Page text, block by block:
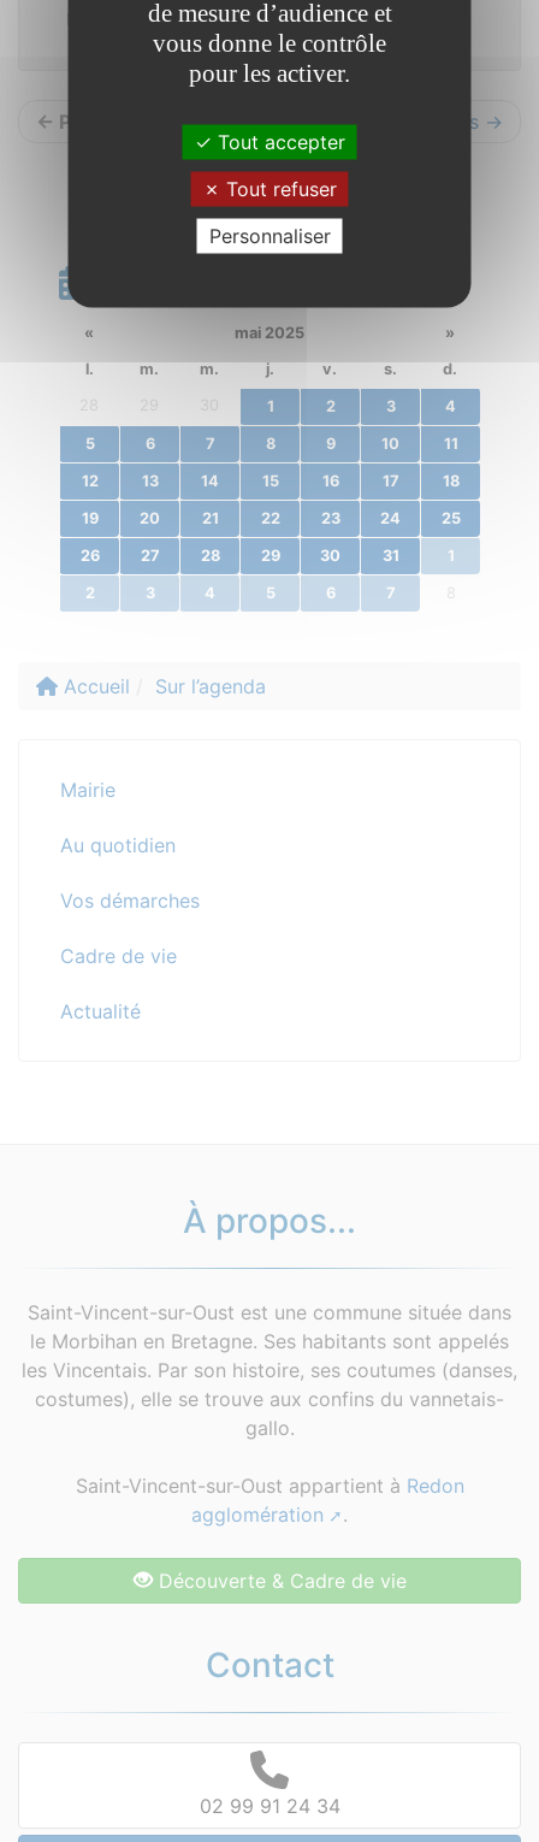
Pré de l’école
← Précédents Suivants →
« mai 2025
»
l.
m. m. j. v. s.
d.
29 30 1 2 3 4
5 6 7 8 9 10 11
12 13 14 15 16 17 18
19 20 21 22 23 24 25
26 27 28 29 30 31 1
2 3 4 5 6 7 8
Accueil Sur l’agenda
Mairie
Au quotidien
Vos démarches
Cadre de vie
Actualité
À propos...
Saint-Vincent-sur-Oust est une commune située dans
le Morbihan en Bretagne. Ses habitants sont appelés
les Vincentais. Par son histoire, ses coutumes (danses,
costumes), elle se trouve aux confins du vannetais-
gallo.
Saint-Vincent-sur-Oust appartient à Redon
agglomération
.
Découverte & Cadre de vie
Contact
02 99 91 24 34
de mesure d’audience et
vous donne le contrôle
pour les activer.
Tout accepter
Tout refuser
Personnaliser